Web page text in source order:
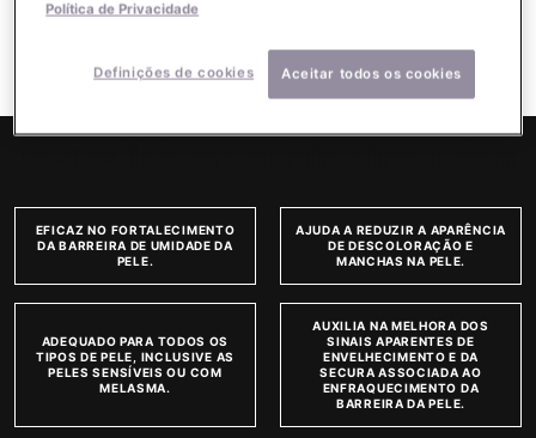
Autoridade em Antioxidantes.
EFICAZ NO FORTALECIMENTO
DA BARREIRA DE UMIDADE DA
PELE.
AJUDA A REDUZIR A APARÊNCIA
DE DESCOLORAÇÃO E
MANCHAS NA PELE.
ADEQUADO PARA TODOS OS
TIPOS DE PELE, INCLUSIVE AS
PELES SENSÍVEIS OU COM
MELASMA.
AUXILIA NA MELHORA DOS
SINAIS APARENTES DE
ENVELHECIMENTO E DA
SECURA ASSOCIADA AO
ENFRAQUECIMENTO DA
BARREIRA DA PELE.
Política de Privacidade
Definições de cookies Aceitar todos os cookies